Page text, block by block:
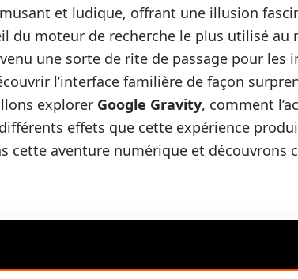
et ludique, offrant une illusion
du moteur de recherche le plus utilisé au
une sorte de rite de passage pour les
l’interface familière de façon
explorer Google Gravity, comment
effets que cette expérience
cette aventure numérique et découvrons